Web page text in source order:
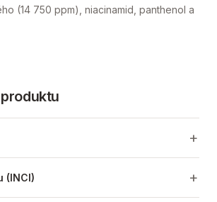
(14 750 ppm), niacinamid, panthenol a
(INCI)